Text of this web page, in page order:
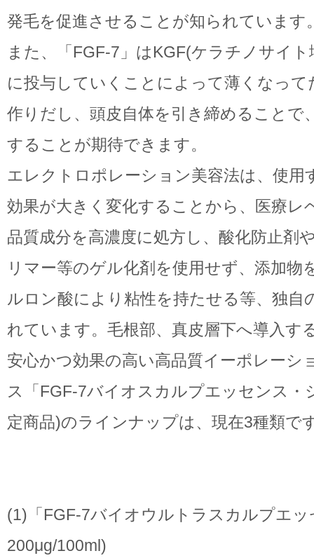
発毛を促進させることが知られています
また、「FGF-7」はKGF(ケラチノサイ
に投与していくことによって薄くなっ
作りだし、頭皮自体を引き締めることで
することが期待できます。
エレクトロポレーション美容法は、使
効果が大きく変化することから、医療レ
品質成分を高濃度に処方し、酸化防止剤
リマー等のゲル化剤を使用せず、添加物
ルロン酸により粘性を持たせる等、独
れています。毛根部、真皮層下へ導入す
安心かつ効果の高い高品質イーポレーシ
ス「FGF-7バイオスカルプエッセンス・
定商品)のラインナップは、現在3種類で
(1)「FGF-7バイオウルトラスカルプエ
200μg/100ml)